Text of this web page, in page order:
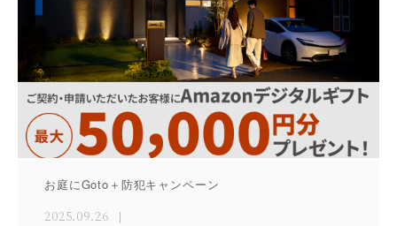
お庭にGoto＋防犯キャンペーン
2025.09.26